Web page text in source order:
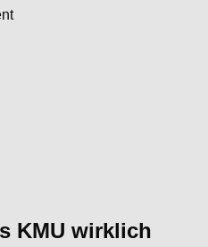
KMU wirklich